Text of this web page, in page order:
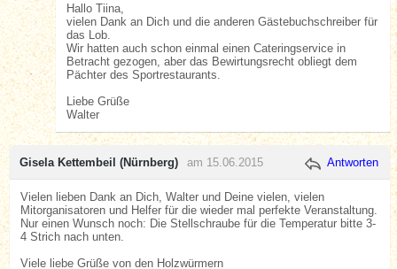
Hallo Tiina,
vielen Dank an Dich und die anderen Gästebuchschreiber für
das Lob.
Wir hatten auch schon einmal einen Cateringservice in
Betracht gezogen, aber das Bewirtungsrecht obliegt dem
Pächter des Sportrestaurants.
Liebe Grüße
Walter
Gisela Kettembeil (Nürnberg) am 15.06.2015 Antworten
Vielen lieben Dank an Dich, Walter und Deine vielen, vielen
Mitorganisatoren und Helfer für die wieder mal perfekte Veranstaltung.
Nur einen Wunsch noch: Die Stellschraube für die Temperatur bitte 3-
4 Strich nach unten.
Viele liebe Grüße von den Holzwürmern